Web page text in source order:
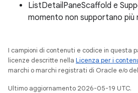
ListDetailPaneScaffold e
momento non supportano più
I campioni di contenuti e codice in questa
licenze descritte nella Licenza per i
marchi o marchi registrati di Oracle e/o
Ultimo aggiornamento 2026-05-19 UTC.